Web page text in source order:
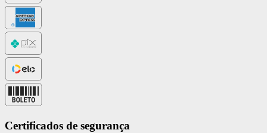
Certificados de segurança